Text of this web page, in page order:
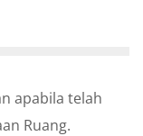
apabila telah
Ruang.